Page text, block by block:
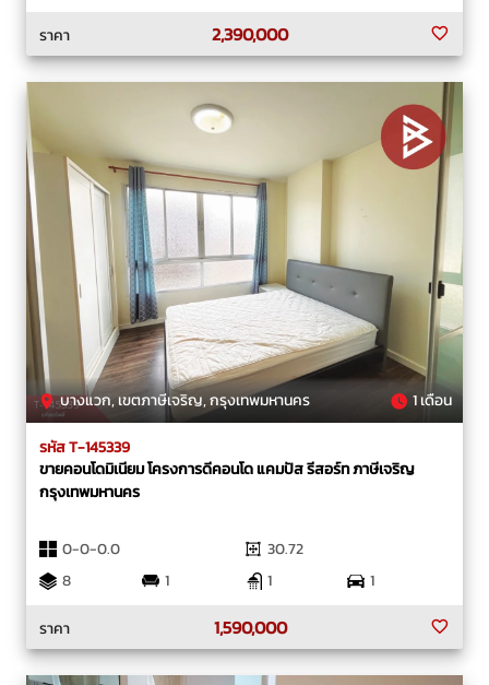
ราคา
2,390,000
บางแวก, เขตภาษีเจริญ, กรุงเทพมหานคร 1 เดือน
รหัส T-145339
ขายคอนโดมิเนียม โครงการดีคอนโด แคมปัส รีสอร์ท ภาษีเจริญ
กรุงเทพมหานคร
0-0-0.0
30.72
8
1 1
1
ราคา
1,590,000